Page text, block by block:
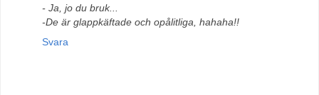
- Ja, jo du bruk...
-De är glappkäftade och opålitliga, hahaha!!
Svara